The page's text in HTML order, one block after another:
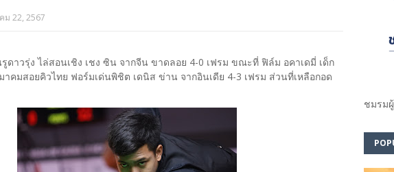
ม 22, 2567
ดาวรุ่ง ไล่สอนเชิง เชง ซิน จากจีน ขาดลอย 4-0 เฟรม ขณะที่ ฟิล์ม อคาเดมี่ เด็ก
คมสอยคิวไทย ฟอร์มเด่นพิชิต เดนิส ข่าน จากอินเดีย 4-3 เฟรม ส่วนที่เหลือกอด
ชมรม​